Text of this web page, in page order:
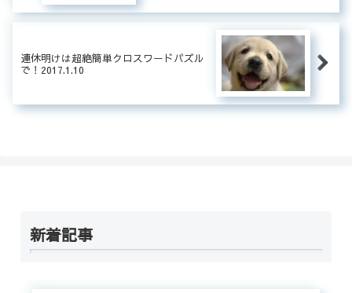
連休明けは超絶簡単クロスワードパズル
で！2017.1.10
新着記事